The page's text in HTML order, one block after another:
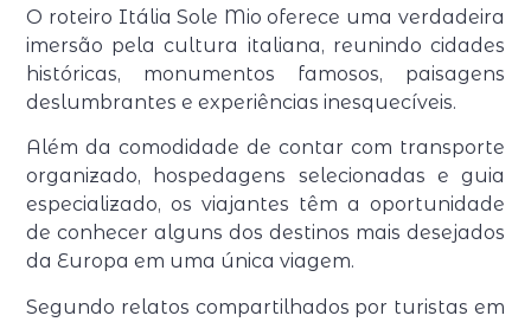
O roteiro Itália Sole Mio oferece uma verdadeira
imersão pela cultura italiana, reunindo cidades
históricas, monumentos famosos, paisagens
deslumbrantes e experiências inesquecíveis.
Além da comodidade de contar com transporte
organizado, hospedagens selecionadas e guia
especializado, os viajantes têm a oportunidade
de conhecer alguns dos destinos mais desejados
da Europa em uma única viagem.
Segundo relatos compartilhados por turistas em